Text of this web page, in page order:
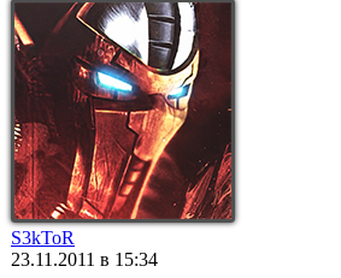
S3kToR
23.11.2011 в 15:34